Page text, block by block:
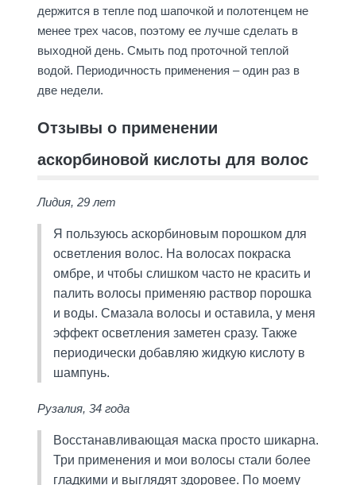
держится в тепле под шапочкой и полотенцем не
менее трех часов, поэтому ее лучше сделать в
выходной день. Смыть под проточной теплой
водой. Периодичность применения – один раз в
две недели.
Отзывы о применении
аскорбиновой кислоты для волос
Лидия, 29 лет
Я пользуюсь аскорбиновым порошком для
осветления волос. На волосах покраска
омбре, и чтобы слишком часто не красить и
палить волосы применяю раствор порошка
и воды. Смазала волосы и оставила, у меня
эффект осветления заметен сразу. Также
периодически добавляю жидкую кислоту в
шампунь.
Рузалия, 34 года
Восстанавливающая маска просто шикарна.
Три применения и мои волосы стали более
гладкими и выглядят здоровее. По моему